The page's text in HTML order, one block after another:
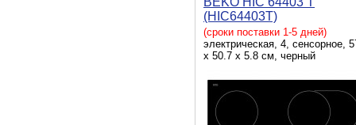
(HIC64403T)
(сроки поставки 1-5 дней)
электрическая, 4, сенсорное,
х 50.7 х 5.8 см, черный